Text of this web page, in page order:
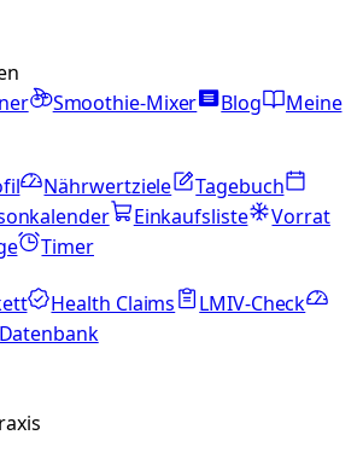
Smoothie-Mixer Blog
Meine
Nährwertziele
Tagebuch
Einkaufsliste
Vorrat
Timer
Health Claims
LMIV-Check